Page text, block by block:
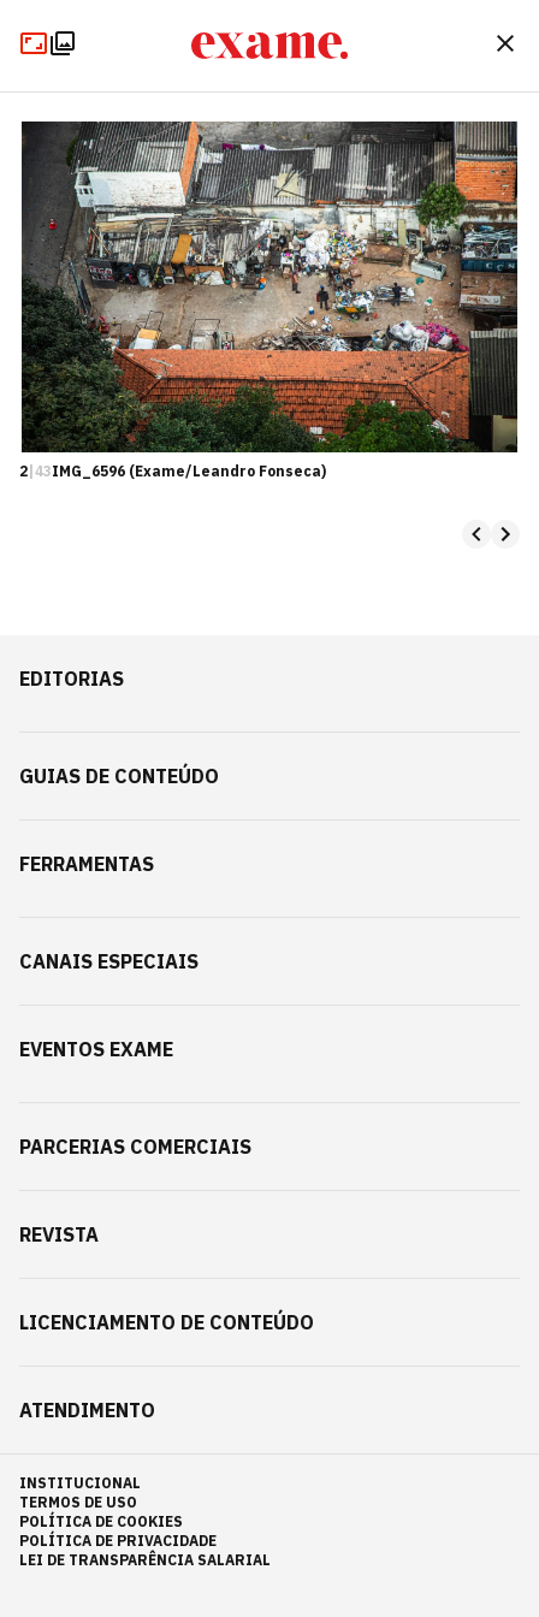
2|43IMG_6596 (Exame/Leandro Fonseca)
EDITORIAS
GUIAS DE CONTEÚDO
FERRAMENTAS
CANAIS ESPECIAIS
EVENTOS EXAME
PARCERIAS COMERCIAIS
REVISTA
LICENCIAMENTO DE CONTEÚDO
ATENDIMENTO
INSTITUCIONAL
TERMOS DE USO
POLÍTICA DE COOKIES
POLÍTICA DE PRIVACIDADE
LEI DE TRANSPARÊNCIA SALARIAL